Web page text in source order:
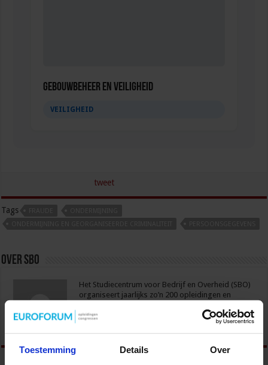
Toestemming Details Over
Gebouwbeheer en veiligheid
VEILIGHEID
tweet
Tags
Over sbo
Het Studiecentrum voor Bedrijf en Overheid (SBO)
organiseert jaarlijks zo’n 200 opleidingen en
& RO, zorg, bouw & infra en overheid.